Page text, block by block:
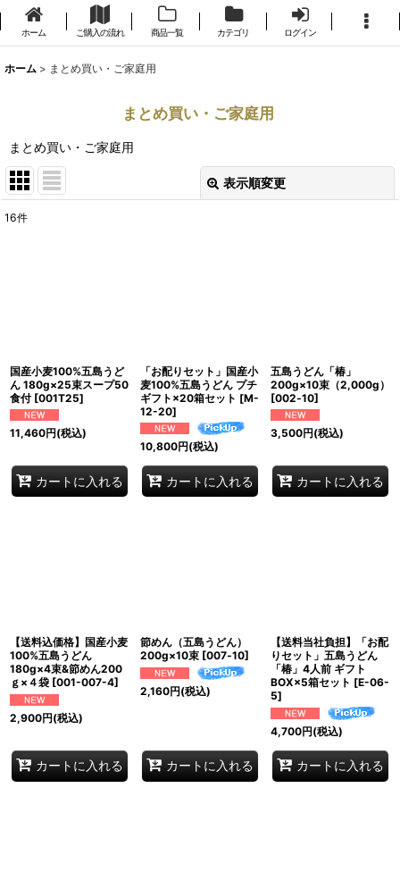
ホーム ご購入の流れ 商品一覧 カテゴリ ログイン
ホーム > まとめ買い・ご家庭用
まとめ買い・ご家庭用
まとめ買い・ご家庭用
表示順変更
16件
国産小麦100%五島うど
ん 180g×25束スープ50
食付 [001T25]
11,460円(税込)
カートに入れる
「お配りセット」国産小
麦100%五島うどん プチ
ギフト×20箱セット [M-
12-20]
10,800円(税込)
カートに入れる
五島うどん「椿」
200g×10束（2,000g）
[002‐10]
3,500円(税込)
カートに入れる
【送料込価格】国産小麦
100%五島うどん
180g×4束&節めん200
ｇ×４袋 [001-007-4]
2,900円(税込)
カートに入れる
節めん（五島うどん）
200g×10束 [007‐10]
2,160円(税込)
カートに入れる
【送料当社負担】「お配
りセット」五島うどん
「椿」4人前 ギフト
BOX×5箱セット [E-06-
5]
4,700円(税込)
カートに入れる